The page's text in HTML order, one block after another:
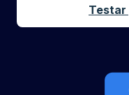
Testar